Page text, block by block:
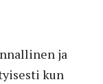
ja
kun